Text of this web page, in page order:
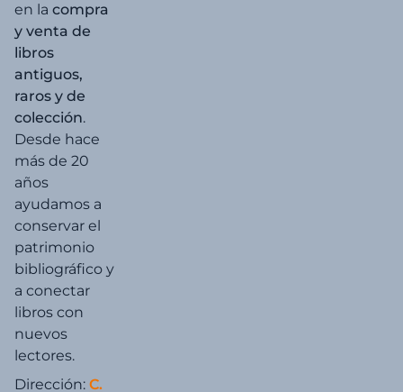
en la compra
y venta de
libros
antiguos,
raros y de
colección.
Desde hace
más de 20
años
ayudamos a
conservar el
patrimonio
bibliográfico y
a conectar
libros con
nuevos
lectores.
Dirección: C.